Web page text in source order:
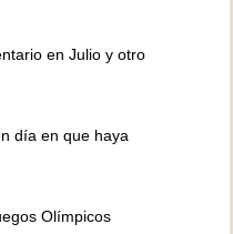
en Julio y otro
día en que haya
Olímpicos